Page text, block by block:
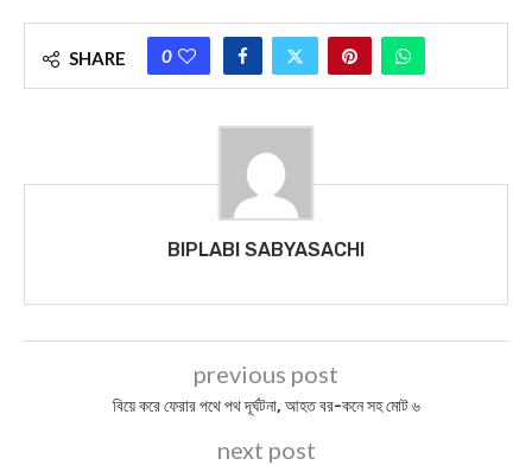
SHARE 0
BIPLABI SABYASACHI
previous post
বিয়ে করে ফেরার পথে পথ দূর্ঘটনা, আহত বর-কনে সহ মোট ৬
next post